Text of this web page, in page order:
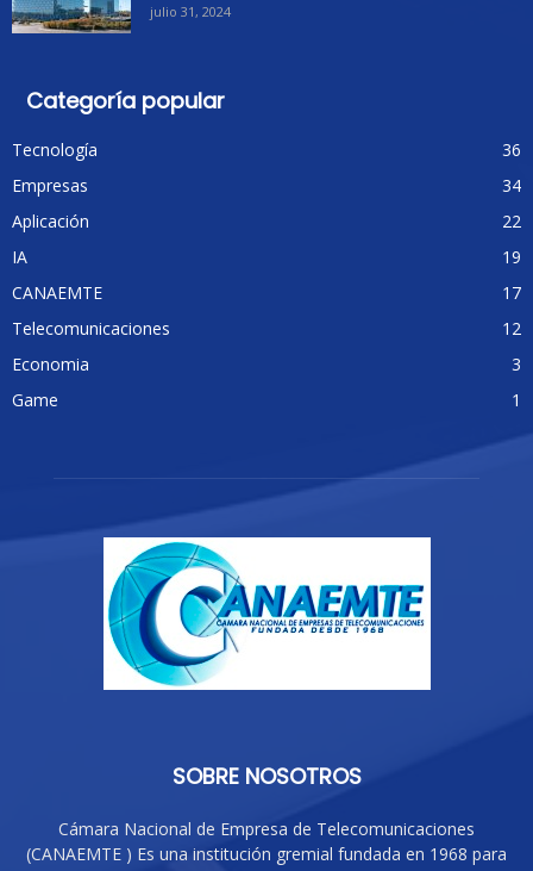
julio 31, 2024
Categoría popular
Tecnología
36
Empresas
34
Aplicación
22
IA
19
CANAEMTE
17
Telecomunicaciones
12
Economia
3
Game
1
SOBRE NOSOTROS
Cámara Nacional de Empresa de Telecomunicaciones
(CANAEMTE ) Es una institución gremial fundada en 1968 para